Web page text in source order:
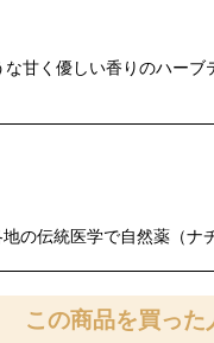
甘く優しい香りのハー
の伝統医学で自然薬（
この商品を買っ